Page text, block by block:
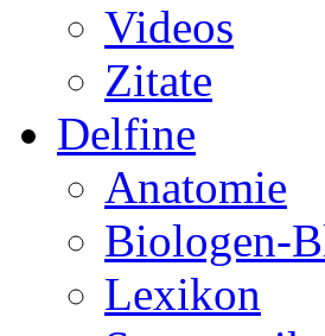
Videos
Zitate
Delfine
Anatomie
Biologen-
Lexikon